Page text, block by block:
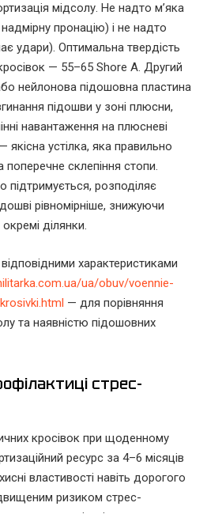
мідсолу. Не надто м’яка
пронацію) і не надто
удари). Оптимальна твердість
— 55–65 Shore A. Другий
нейлонова підошовна пластина
підошви у зоні плюсни,
навантаження на плюсневі
якісна устілка, яка правильно
склепіння стопи.
підтримується, розподіляє
рівномірніше, знижуючи
ділянки.
характеристиками
ua/obuv/voennie-
— для порівняння
та наявністю підошовних
стрес-
кросівок при щоденному
ресурс за 4–6 місяців
властивості навіть дорогого
ризиком стрес-